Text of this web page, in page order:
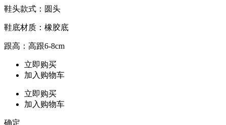
鞋头款式：圆头
鞋底材质：橡胶底
跟高：高跟6-8cm
立即购买
加入购物车
立即购买
加入购物车
确定